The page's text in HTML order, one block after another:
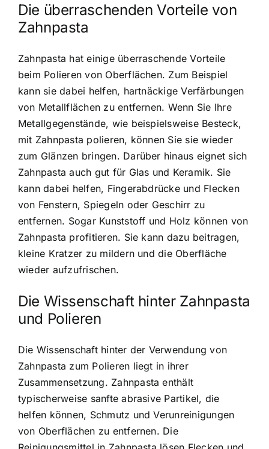
Die überraschenden Vorteile von
Zahnpasta
Zahnpasta hat einige überraschende Vorteile
beim Polieren von Oberflächen. Zum Beispiel
kann sie dabei helfen, hartnäckige Verfärbungen
von Metallflächen zu entfernen. Wenn Sie Ihre
Metallgegenstände, wie beispielsweise Besteck,
mit Zahnpasta polieren, können Sie sie wieder
zum Glänzen bringen. Darüber hinaus eignet sich
Zahnpasta auch gut für Glas und Keramik. Sie
kann dabei helfen, Fingerabdrücke und Flecken
von Fenstern, Spiegeln oder Geschirr zu
entfernen. Sogar Kunststoff und Holz können von
Zahnpasta profitieren. Sie kann dazu beitragen,
kleine Kratzer zu mildern und die Oberfläche
wieder aufzufrischen.
Die Wissenschaft hinter Zahnpasta
und Polieren
Die Wissenschaft hinter der Verwendung von
Zahnpasta zum Polieren liegt in ihrer
Zusammensetzung. Zahnpasta enthält
typischerweise sanfte abrasive Partikel, die
helfen können, Schmutz und Verunreinigungen
von Oberflächen zu entfernen. Die